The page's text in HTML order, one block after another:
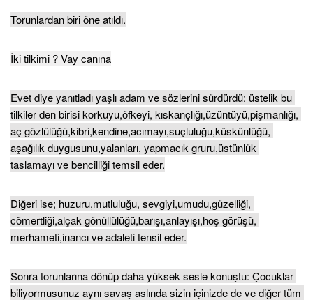
Torunlardan biri öne atıldı.
İki tilkimi ? Vay canına
Evet diye yanıtladı yaşlı adam ve sözlerini sürdürdü: üstelik bu
tilkiler den birisi korkuyu,öfkeyi, kıskançlığı,üzüntüyü,pişmanlığı,
aç gözlülüğü,kibri,kendine,acımayı,suçluluğu,küskünlüğü,
aşağılık duygusunu,yalanları, yapmacık gruru,üstünlük
taslamayı ve bencilliği temsil eder.
Diğeri ise; huzuru,mutluluğu, sevgiyi,umudu,güzelliği,
cömertliği,alçak gönüllülüğü,barışı,anlayışı,hoş görüşü,
merhameti,inancı ve adaleti tensil eder.
Sonra torunlarına dönüp daha yüksek sesle konuştu: Çocuklar
biliyormusunuz aynı savaş aslında sizin içinizde de ve diğer tüm